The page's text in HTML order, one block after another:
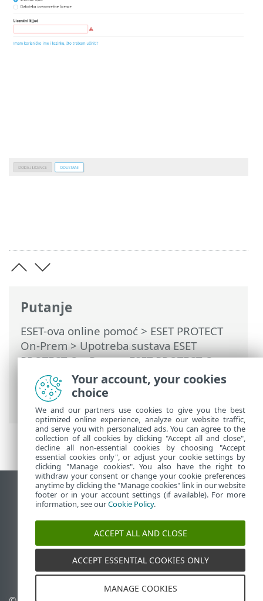
Putanje
ESET-ova online pomoć > ESET PROTECT
On-Prem > Upotreba sustava ESET
PROTECT On-Prem>ESET PROTECT On-
Prem Glavni izbornik>Više>Upravljanje
licencama > Dodavanje licence – licenčni
ključ
Prikaži stranicu za radnu površinu
End of Life
ESET-ova baza znanja
ESET Status Portal
Regionalna podrška
Your account, your cookies
choice
We and our partners use cookies to give you the best
optimized online experience, analyze our website traffic,
and serve you with personalized ads. You can agree to the
collection of all cookies by clicking "Accept all and close",
decline all non-essential cookies by choosing "Accept
essential cookies only", or adjust your cookie settings by
clicking "Manage cookies". You also have the right to
withdraw your consent or change your cookie preferences
anytime by clicking the "Manage cookies" link in our website
footer or in your account settings (if available). For more
information, see ourCookie Policy.
ACCEPT ALL AND CLOSE
ACCEPT ESSENTIAL COOKIES ONLY
MANAGE COOKIES